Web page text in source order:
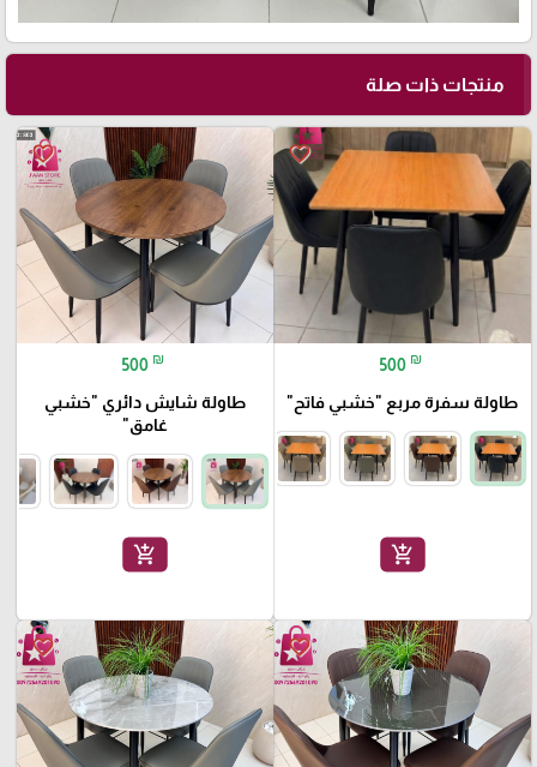
🎓
منتجات ذات صلة
favorite_border
500 ₪
طاولة سفرة مربع "خشبي فاتح"
add_shopping_cart
favorite_border
500 ₪
طاولة شايش دائري "خشبي
غامق"
add_shopping_cart
favorite_border
favorite_border